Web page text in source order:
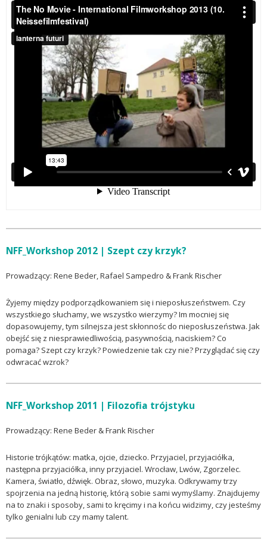
NFF_Workshop 2012 | Szept czy krzyk?
Prowadzący: Rene Beder, Rafael Sampedro & Frank Rischer
Żyjemy między podporządkowaniem się i nieposłuszeństwem. Czy
wszystkiego słuchamy, we wszystko wierzymy? Im mocniej się
dopasowujemy, tym silnejsza jest skłonnośc do nieposłuszeństwa. Jak
obejść się z niesprawiedliwością, pasywnością, naciskiem? Co
pomaga? Szept czy krzyk? Powiedzenie tak czy nie? Przyglądać się czy
odwracać wzrok?
NFF_Workshop 2011 | Filozofia trójstyku
Prowadzący: Rene Beder & Frank Rischer
Historie trójkątów: matka, ojcie, dziecko. Przyjaciel, przyjaciółka,
następna przyjaciółka, inny przyjaciel. Wrocław, Lwów, Zgorzelec.
Kamera, światło, dźwięk. Obraz, słowo, muzyka. Odkrywamy trzy
spojrzenia na jedną historię, którą sobie sami wymyślamy. Znajdujemy
na to znaki i sposoby, sami to kręcimy i na końcu widzimy, czy jesteśmy
tylko genialni lub czy mamy talent.